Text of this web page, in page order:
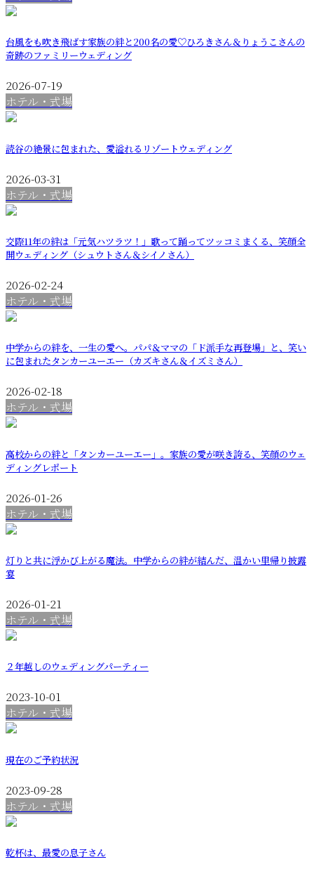
台風をも吹き飛ばす家族の絆と200名の愛♡ひろきさん＆りょうこさんの
奇跡のファミリーウェディング
2026-07-19
ホテル・式場
読谷の絶景に包まれた、愛溢れるリゾートウェディング
2026-03-31
ホテル・式場
交際11年の絆は「元気ハツラツ！」歌って踊ってツッコミまくる、笑顔全
開ウェディング（シュウトさん＆シイノさん）
2026-02-24
ホテル・式場
中学からの絆を、一生の愛へ。パパ＆ママの「ド派手な再登場」と、笑い
に包まれたタンカーユーエー（カズキさん＆イズミさん）
2026-02-18
ホテル・式場
高校からの絆と「タンカーユーエー」。家族の愛が咲き誇る、笑顔のウェ
ディングレポート
2026-01-26
ホテル・式場
灯りと共に浮かび上がる魔法。中学からの絆が結んだ、温かい里帰り披露
宴
2026-01-21
ホテル・式場
２年越しのウェディングパーティー
2023-10-01
ホテル・式場
現在のご予約状況
2023-09-28
ホテル・式場
乾杯は、最愛の息子さん